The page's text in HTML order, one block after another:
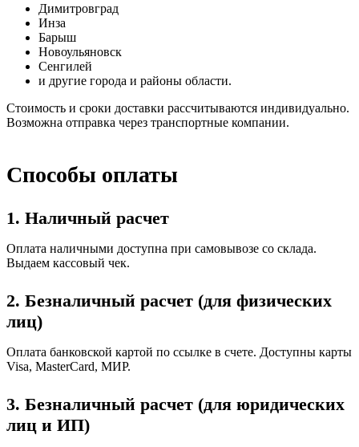
Димитровград
Инза
Барыш
Новоульяновск
Сенгилей
и другие города и районы области.
Стоимость и сроки доставки рассчитываются индивидуально.
Возможна отправка через транспортные компании.
Способы оплаты
1. Наличный расчет
Оплата наличными доступна при самовывозе со склада.
Выдаем кассовый чек.
2. Безналичный расчет (для физических
лиц)
Оплата банковской картой по ссылке в счете. Доступны карты
Visa, MasterCard, МИР.
3. Безналичный расчет (для юридических
лиц и ИП)